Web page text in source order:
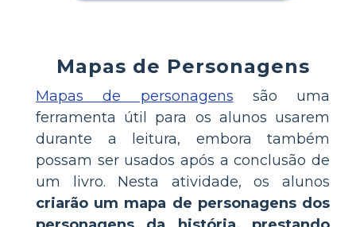
Mapas de Personagens
Mapas de personagens são uma
ferramenta útil para os alunos usarem
durante a leitura, embora também
possam ser usados após a conclusão de
um livro. Nesta atividade, os alunos
criarão um mapa de personagens dos